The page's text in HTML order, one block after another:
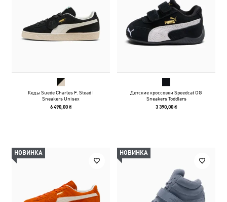
Кеды Suede Charles F. Stead I
Sneakers Unisex
6 490,00 ₴
Детские кроссовки Speedcat OG
Sneakers Toddlers
3 390,00 ₴
НОВИНКА НОВИНКА